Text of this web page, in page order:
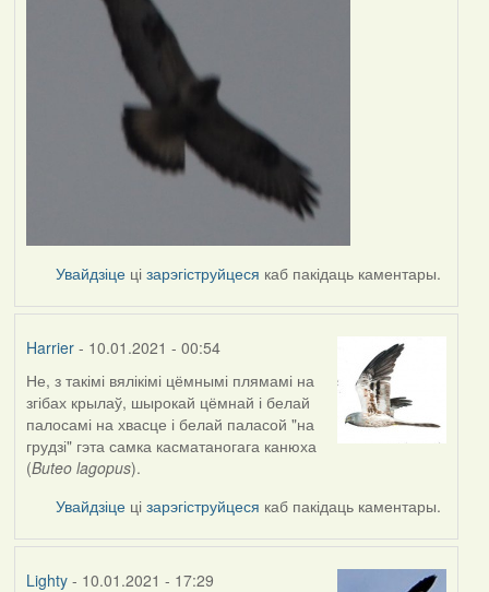
Увайдзіце цізарэгіструйцеся каб пакідаць каментары.
Harrier- 10.01.2021 - 00:54
In
reply
to
by
Lighty
Не, з такімі вялікімі цёмнымі плямамі на
згібах крылаў, шырокай цёмнай і белай
палосамі на хвасце і белай паласой "на
грудзі" гэта самка касматаногага канюха
(Buteo lagopus).
Увайдзіце цізарэгіструйцеся каб пакідаць каментары.
Lighty- 10.01.2021 - 17:29